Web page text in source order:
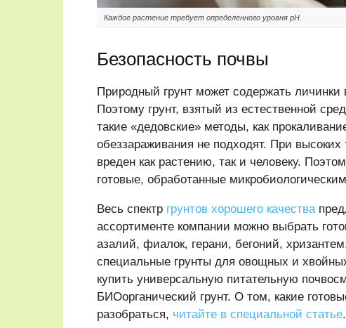
Каждое растение требует определенного уровня рН.
Безопасность почвы
Природный грунт может содержать
Поэтому грунт, взятый из естественной
такие «дедовские» методы, как
обеззараживания не подходят. При
вреден как растению, так и человеку.
готовые, обработанные
Весь спектр грунтов хорошего качества
ассортименте компании можно выбрать
азалий, фиалок, герани, бегоний,
специальные грунты для овощных и
купить универсальную питательную
БИОорганический грунт. О том, какие
разобраться, читайте в специальной статье.